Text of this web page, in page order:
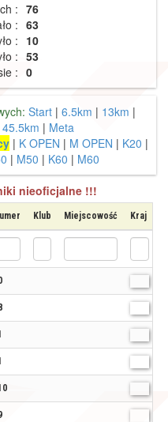
: 76
: 63
:
10
: 53
: 0
Start | 6.5km | 13km |
45.5km | Meta
| K OPEN | M OPEN | K20 |
| M50 | K60 | M60
nieoficjalne !!!
Klub Miejscowość Kraj